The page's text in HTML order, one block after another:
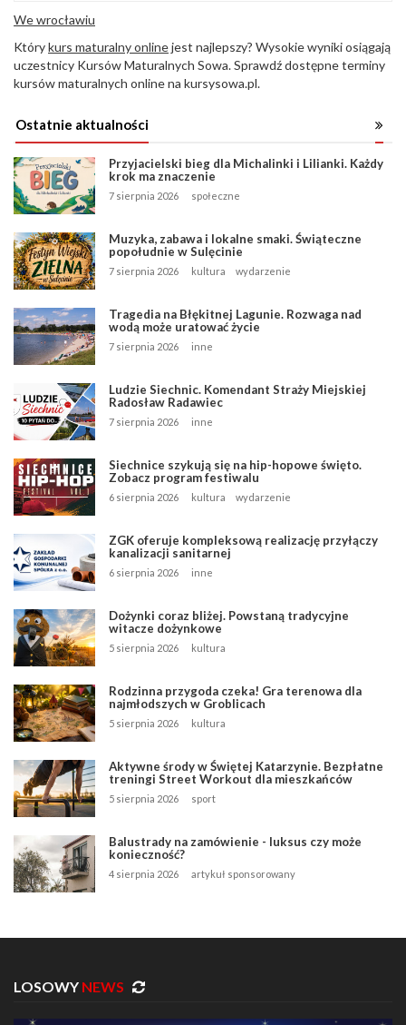
We wrocławiu
Którykurs maturalny onlinejest najlepszy? Wysokie wyniki osiągają
uczestnicy Kursów Maturalnych Sowa. Sprawdź dostępne terminy
kursów maturalnych online na kursysowa.pl.
Ostatnie aktualności
Przyjacielski bieg dla Michalinki i Lilianki. Każdy
krok ma znaczenie
7 sierpnia 2026 społeczne
Muzyka, zabawa i lokalne smaki. Świąteczne
popołudnie w Sulęcinie
7 sierpnia 2026 kultura wydarzenie
Tragedia na Błękitnej Lagunie. Rozwaga nad
wodą może uratować życie
7 sierpnia 2026 inne
Ludzie Siechnic. Komendant Straży Miejskiej
Radosław Radawiec
7 sierpnia 2026 inne
Siechnice szykują się na hip-hopowe święto.
Zobacz program festiwalu
6 sierpnia 2026 kultura wydarzenie
ZGK oferuje kompleksową realizację przyłączy
kanalizacji sanitarnej
6 sierpnia 2026 inne
Dożynki coraz bliżej. Powstaną tradycyjne
witacze dożynkowe
5 sierpnia 2026 kultura
Rodzinna przygoda czeka! Gra terenowa dla
najmłodszych w Groblicach
5 sierpnia 2026 kultura
Aktywne środy w Świętej Katarzynie. Bezpłatne
treningi Street Workout dla mieszkańców
5 sierpnia 2026 sport
Balustrady na zamówienie - luksus czy może
konieczność?
4 sierpnia 2026 artykuł sponsorowany
LOSOWY NEWS